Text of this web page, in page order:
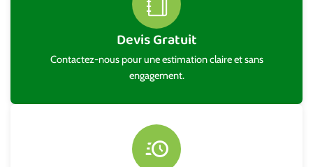
Devis Gratuit
Contactez-nous pour une estimation claire et sans
engagement.